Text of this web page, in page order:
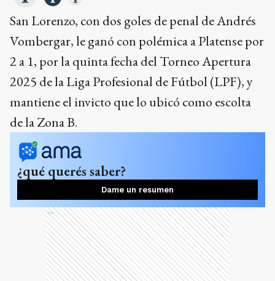
San Lorenzo, con dos goles de penal de Andrés
Vombergar, le ganó con polémica a Platense por
2 a 1, por la quinta fecha del Torneo Apertura
2025 de la Liga Profesional de Fútbol (LPF), y
mantiene el invicto que lo ubicó como escolta
de la Zona B.
¿qué querés saber?
Dame un resumen
Ads